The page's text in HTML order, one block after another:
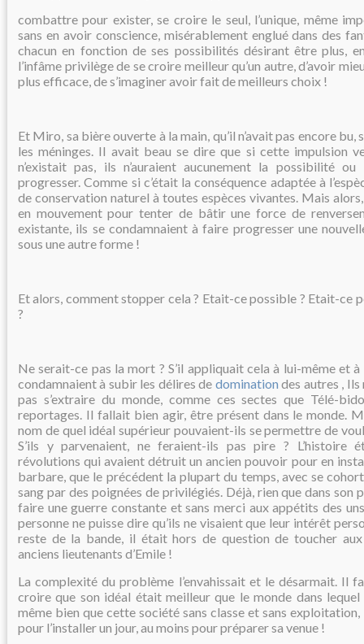
combattre pour exister, se croire le seul, l’unique, même
sans en avoir conscience, misérablement englué dans des
chacun en fonction de ses possibilités désirant être plus,
l’infâme privilège de se croire meilleur qu’un autre, d’avoir
plus efficace, de s’imaginer avoir fait de meilleurs choix !
Et Miro, sa bière ouverte à la main, qu’il n’avait pas encore
les méninges. Il avait beau se dire que si cette impulsion
n’existait pas, ils n’auraient aucunement la possibilité
progresser. Comme si c’était la conséquence adaptée à
de conservation naturel à toutes espèces vivantes. Mais
en mouvement pour tenter de bâtir une force de
existante, ils se condamnaient à faire progresser une
sous une autre forme !
Et alors, comment stopper cela ? Etait-ce possible ? Etait-ce
?
Ne serait-ce pas la mort ? S’il appliquait cela à lui-même et à
condamnaient à subir les délires de domination des autres , Ils
pas s’extraire du monde, comme ces sectes que Télé-
reportages. Il fallait bien agir, être présent dans le monde.
nom de quel idéal supérieur pouvaient-ils se permettre de
S’ils y parvenaient, ne feraient-ils pas pire ? L’histoire
révolutions qui avaient détruit un ancien pouvoir pour en
barbare, que le précédent la plupart du temps, avec se
sang par des poignées de privilégiés. Déjà, rien que dans
faire une guerre constante et sans merci aux appétits des
personne ne puisse dire qu’ils ne visaient que leur intérêt
reste de la bande, il était hors de question de toucher
anciens lieutenants d’Emile !
La complexité du problème l’envahissait et le désarmait. Il
croire que son idéal était meilleur que le monde dans
même bien que cette société sans classe et sans
pour l’installer un jour, au moins pour préparer sa venue !